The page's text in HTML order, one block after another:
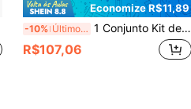
Economize R$11,89
-10% Últimos 3 dias 1 Conjunto Kit de Reparo Multiuso para Bicicleta, Conjunto de Ferramentas para Bicicleta, Incluindo 1 Bolsa de Selim para Bicicleta, Kit de Bomba de Bicicleta Miniatura, Kit de Ferramenta de Reparo para Bicicleta 16 em 1
R$107,06